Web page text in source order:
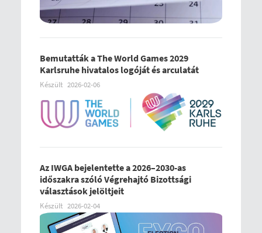
Bemutatták a The World Games 2029
Karlsruhe hivatalos logóját és arculatát
Készült 2026-02-06
Az IWGA bejelentette a 2026–2030-as
időszakra szóló Végrehajtó Bizottsági
választások jelöltjeit
Készült 2026-02-04